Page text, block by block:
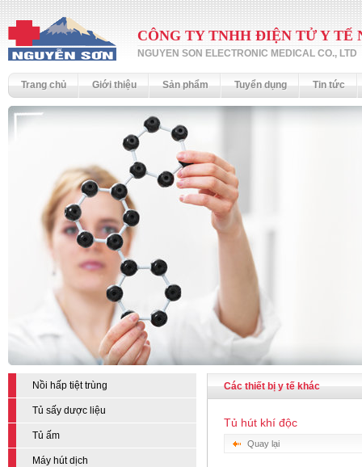
CÔNG TY TNHH ĐIỆN TỬ Y TẾ
NGUYEN SON ELECTRONIC MEDICAL CO., LTD
Trang chủ Giới thiệu Sản phẩm Tuyển dụng Tin tức
Nồi hấp tiệt trùng
Tủ sấy dược liệu
Tủ ấm
Máy hút dịch
Các thiết bị y tế khác
Tủ hút khí độc
Quay lại